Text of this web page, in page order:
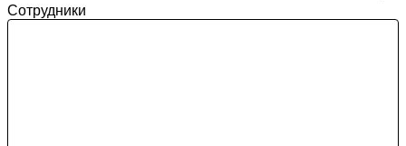
Сотрудники
Ижевск